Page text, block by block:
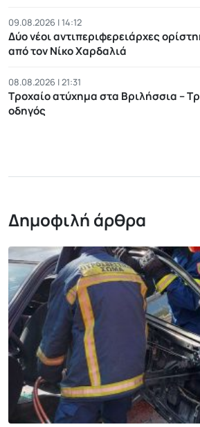
09.08.2026 | 14:12
Δύο νέοι αντιπεριφερειάρχες
από τον Νίκο Χαρδαλιά
08.08.2026 | 21:31
Τροχαίο ατύχημα στα Βριλήσσια –
οδηγός
Δημοφιλή άρθρα